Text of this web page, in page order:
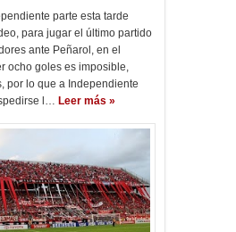
parte esta tarde
para jugar el último partido
ante Peñarol, en el
ocho goles es imposible,
por lo que a Independiente
l… Leer más »